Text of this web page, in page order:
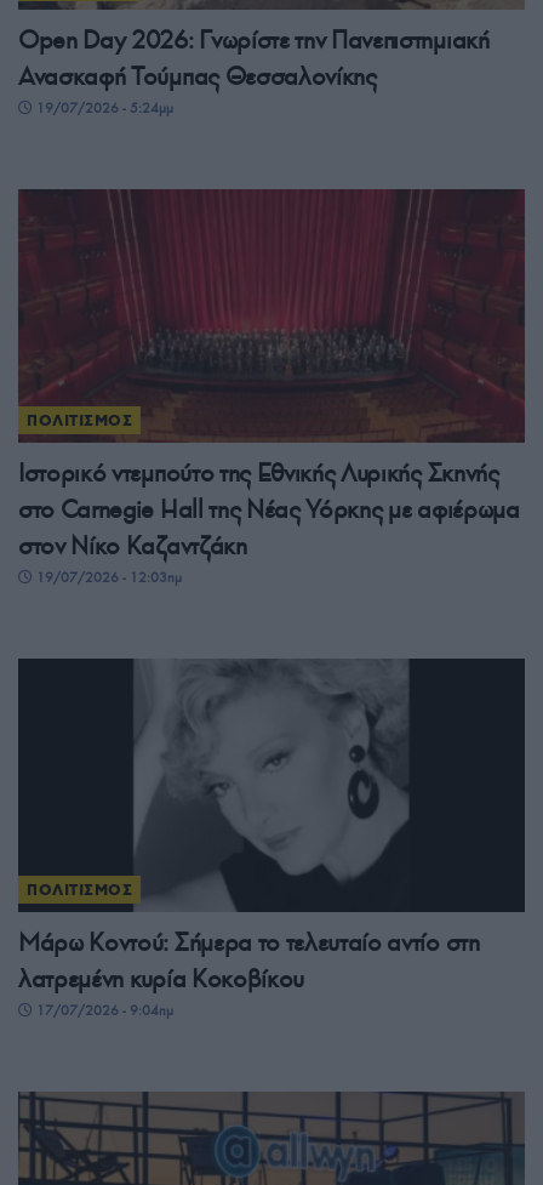
Open Day 2026: Γνωρίστε την Πανεπιστημιακή
Ανασκαφή Τούμπας Θεσσαλονίκης
19/07/2026 - 5:24μμ
ΠΟΛΙΤΙΣΜΟΣ
Ιστορικό ντεμπούτο της Εθνικής Λυρικής Σκηνής
στο Carnegie Hall της Νέας Υόρκης με αφιέρωμα
στον Νίκο Καζαντζάκη
19/07/2026 - 12:03πμ
ΠΟΛΙΤΙΣΜΟΣ
Μάρω Κοντού: Σήμερα το τελευταίο αντίο στη
λατρεμένη κυρία Κοκοβίκου
17/07/2026 - 9:04πμ